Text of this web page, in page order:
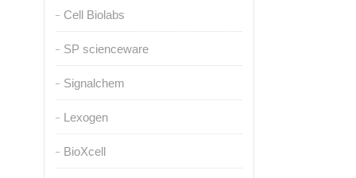
Cell Biolabs
SP scienceware
Signalchem
Lexogen
BioXcell